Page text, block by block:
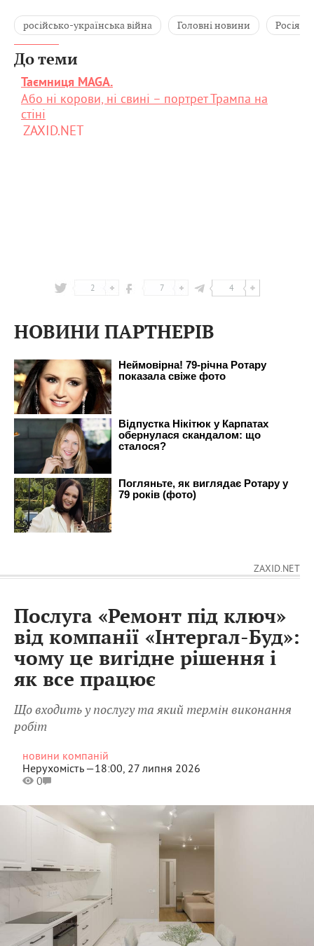
російсько-українська війна Головні новини Росія
До теми
Таємниця MAGA.
Або ні корови, ні свині – портрет Трампа на
стіні
ZAXID.NET
2 7 4
НОВИНИ ПАРТНЕРІВ
ZAXID.NET
Послуга «Ремонт під ключ»
від компанії «Інтергал-Буд»:
чому це вигідне рішення і
як все працює
Що входить у послугу та який термін виконання
робіт
новини компаній
Нерухомість —18:00, 27 липня 2026
0